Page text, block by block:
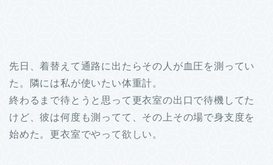
先日、着替えて通路に出たらその人が血圧を測ってい
た。隣には私が使いたい体重計。
終わるまで待とうと思って更衣室の出口で待機してた
けど、彼は何度も測ってて、その上その場で身支度を
始めた。更衣室でやって欲しい。